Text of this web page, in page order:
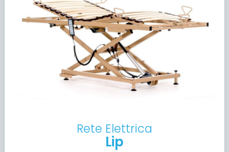
Rete Elettrica
Lip